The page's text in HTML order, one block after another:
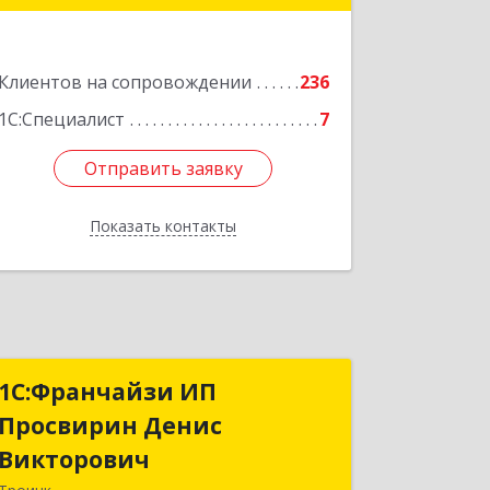
Клиентов на сопровождении
236
1С:Специалист
7
Отправить заявку
Показать контакты
Отправить заявку
Назад
1C:Франчайзи ИП
Просвирин Денис
Викторович
1C:Франчайзи ИП
Просвирин Денис